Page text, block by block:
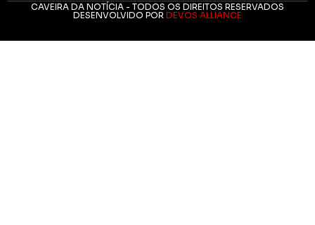
CAVEIRA DA NOTÍCIA - TODOS OS DIREITOS RESERVADOS
DESENVOLVIDO POR DEVOS ALLIANCE